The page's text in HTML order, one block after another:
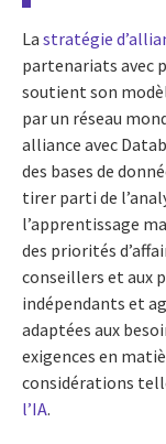
La stratégie
partenariats avec
soutient son
par un réseau
alliance avec
des bases de
tirer parti de
l’apprentissage
des priorités
conseillers et aux
indépendants et
adaptées aux
exigences en
considérations
l’IA.